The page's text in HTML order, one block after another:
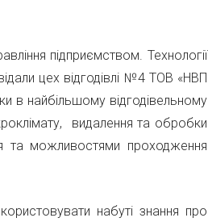
підприємством. Технології
цех відгодівлі №4 ТОВ «НВП
в найбільшому відгодівельному
видалення та обробки
та можливостями проходження
набуті знання про